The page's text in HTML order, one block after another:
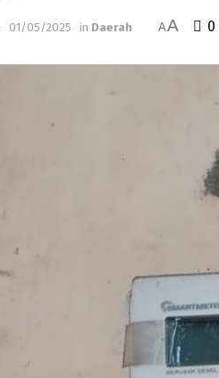
01/05/2025 in Daerah AA 0